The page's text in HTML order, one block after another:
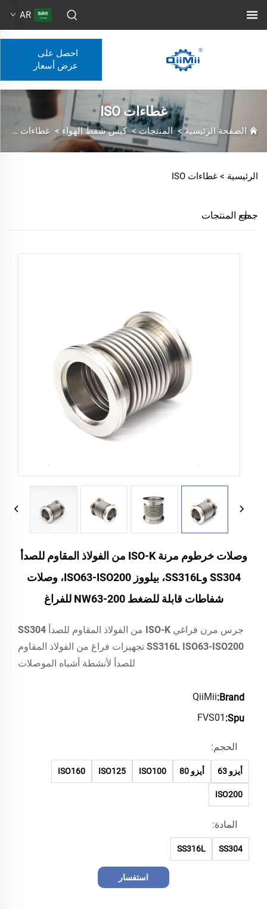
AR
احصل على
عرض أسعار
غطاءات ISO
الصفحة الرئيسية>المنتجات>كيس شفط الهواء > غطاءات ISO
الرئيسية > غطاءات ISO
جميع المنتجات
وصلات خرطوم مرنة ISO-K من الفولاذ المقاوم للصدأ
SS304 وSS316L، بيلووز ISO63-ISO200، وصلات
شفاطات قابلة للضغط NW63-200 للفراغ
جرس مرن فراغي ISO-K من الفولاذ المقاوم للصدأ SS304
SS316L ISO63-ISO200 تجهيزات فراغ من الفولاذ المقاوم
للصدأ لأنشطة أشباه الموصلات
Brand:
QiiMii
Spu:
FVS01
الحجم:
أيزو 63 أيزو 80 ISO100
ISO125
ISO160
ISO200
المادة:
SS304
SS316L
استفسار